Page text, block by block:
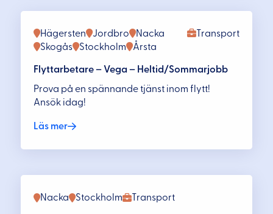
Transport
Hägersten Jordbro
Nacka
Skogås
Stockholm Årsta
Flyttarbetare – Vega – Heltid/Sommarjobb
Prova på en spännande tjänst inom flytt!
Ansök idag!
Läs mer
Transport
Nacka Stockholm